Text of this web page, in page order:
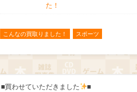
た！
こんなの買取りました！ スポーツ
■買わせていただきました ■